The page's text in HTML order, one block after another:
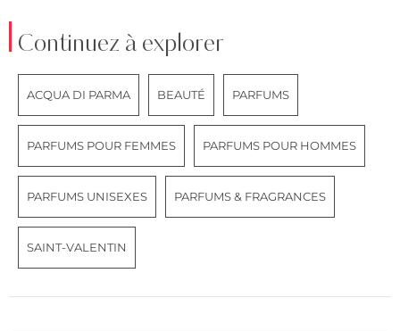
Continuez à explorer
ACQUA DI PARMA BEAUTÉ PARFUMS
PARFUMS POUR FEMMES PARFUMS POUR HOMMES
PARFUMS UNISEXES PARFUMS & FRAGRANCES
SAINT-VALENTIN